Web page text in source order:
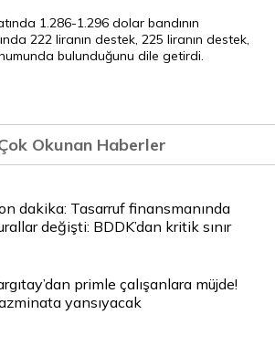
1.286-1.296 dolar bandının
222 liranın destek, 225 liranın destek,
bulunduğunu dile getirdi.
Okunan Haberler
dakika: Tasarruf finansmanında
değişti: BDDK’dan kritik sınır
primle çalışanlara müjde!
yansıyacak